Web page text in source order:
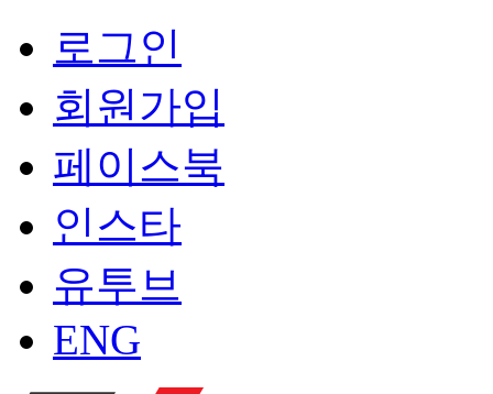
로그인
회원가입
페이스북
인스타
유투브
ENG